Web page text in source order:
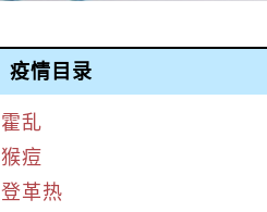
疫情目录
霍乱
猴痘
登革热